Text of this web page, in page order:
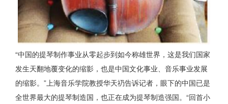
“中国的提琴制作事业从零起步到如今称雄世界，这是我们国家
发生天翻地覆变化的缩影，也是中国文化事业、音乐事业发展
的缩影。”上海音乐学院教授华天礽告诉记者，眼下的中国已是
全世界最大的提琴制造国，也正在成为提琴制造强国。“回首小